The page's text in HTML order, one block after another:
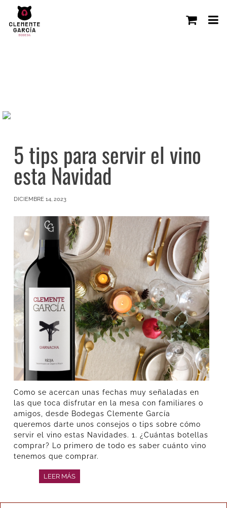
5 tips para servir el vino
esta Navidad
DICIEMBRE 14, 2023
Como se acercan unas fechas muy señaladas en
las que toca disfrutar en la mesa con familiares o
amigos, desde Bodegas Clemente García
queremos darte unos consejos o tips sobre cómo
servir el vino estas Navidades. 1. ¿Cuántas botellas
comprar? Lo primero de todo es saber cuánto vino
tenemos que comprar.
LEER MÁS